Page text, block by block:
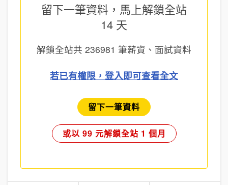
留下一筆資料，馬上解鎖全站
14 天
解鎖全站共 236981 筆薪資、面試資料
若已有權限，登入即可查看全文
留下一筆資料
或以 99 元解鎖全站 1 個月